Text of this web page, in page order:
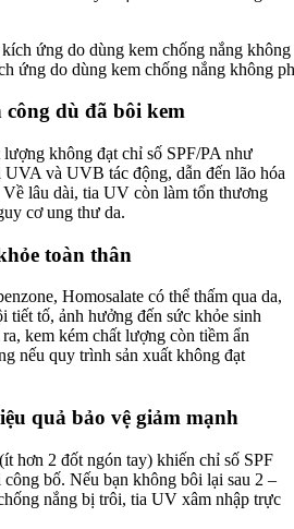
ứng do dùng kem chống nắng không
dù đã bôi kem
không đạt chỉ số SPF/PA như
và UVB tác động, dẫn đến lão hóa
Về lâu dài, tia UV còn làm tổn thương
cơ ung thư da.
toàn thân
Homosalate có thể thấm qua da,
tiết tố, ảnh hưởng đến sức khỏe sinh
kem kém chất lượng còn tiềm ẩn
nếu quy trình sản xuất không đạt
quả bảo vệ giảm mạnh
hơn 2 đốt ngón tay) khiến chỉ số SPF
bố. Nếu bạn không bôi lại sau 2 –
nắng bị trôi, tia UV xâm nhập trực